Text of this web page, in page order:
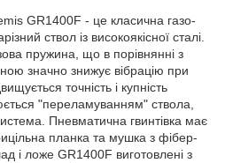
GR1400F - це класична газо-
ствол із високоякісної сталі.
пружина, що в порівнянні з
значно знижує вібрацію при
точність і купність
"переламуванням" ствола,
Пневматична гвинтівка має
планка та мушка з фібер-
і ложе GR1400F виготовлені з